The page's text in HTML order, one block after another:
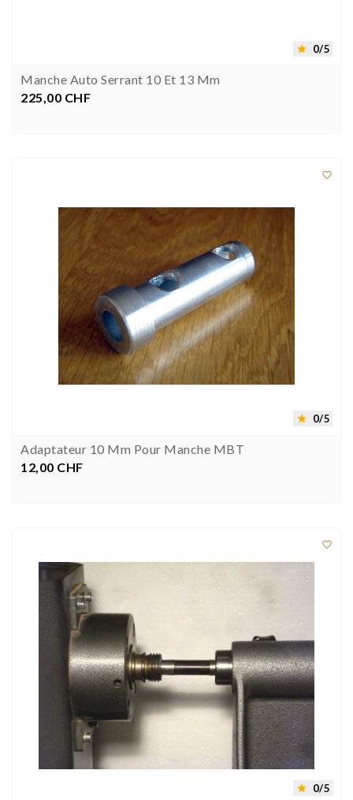
 0/5
Manche Auto Serrant 10 Et 13 Mm
Prix
225,00 CHF

 0/5
Adaptateur 10 Mm Pour Manche MBT
Prix
12,00 CHF

 0/5